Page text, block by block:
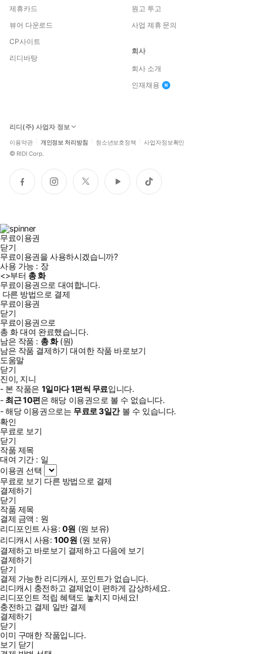
제휴카드
뷰어 다운로드
CP사이트
리디바탕
원고 투고
사업 제휴 문의
회사
회사 소개
인재채용
리디(주) 사업자 정보
이용약관 개인정보 처리방침 청소년보호정책 사업자정보확인
© RIDI Corp.
페
이
인
스
트
위
유
튜
틱
톡
무료이용권
닫기
무료이용권을 사용하시겠습니까?
사용 가능 : 장
<>부터 총화
무료이용권으로 대여합니다.
다른 방법으로 결제
무료이용권
닫기
무료이용권으로
총 화대여 완료했습니다.
남은 작품 : 총화(원)
남은 작품 결제하기 대여한 작품 바로보기
도움말
닫기
진이, 지니
- 본 작품은 1일마다1편씩 무료입니다.
- 최근10편은 해당 이용권으로 볼 수 없습니다.
- 해당 이용권으로는 무료로3일간볼 수 있습니다.
확인
무료로 보기
닫기
작품 제목
대여 기간 : 일
이용권 선택
무료로 보기 다른 방법으로 결제
결제하기
닫기
작품 제목
결제 금액 : 원
리디포인트 사용: 0원 (원 보유)
리디캐시 사용:100원 (원 보유)
결제하고 바로보기 결제하고 다음에 보기
결제하기
닫기
결제 가능한 리디캐시, 포인트가 없습니다.
리디캐시 충전하고 결제없이 편하게 감상하세요.
리디포인트 적립 혜택도 놓치지 마세요!
충전하고 결제 일반 결제
결제하기
닫기
이미 구매한 작품입니다.
보기 닫기